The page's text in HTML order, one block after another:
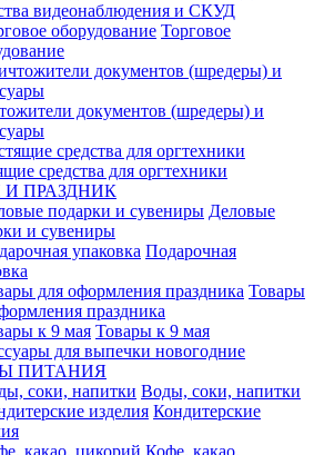
видеонаблюдения и СКУД
Торговое
документов (шредеры) и
средства для оргтехники
ПРАЗДНИК
Деловые
и сувениры
Подарочная
Товары
праздника
Товары к 9 мая
для выпечки новогодние
ПИТАНИЯ
Воды, соки, напитки
Кондитерские
Кофе, какао,